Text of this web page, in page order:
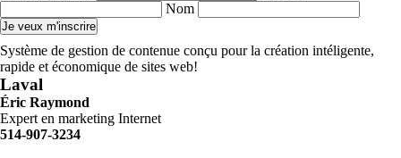
Nom
Système de gestion de contenue conçu pour la création intéligente,
rapide et économique de sites web!
Laval
Éric Raymond
Expert en marketing Internet
514-907-3234